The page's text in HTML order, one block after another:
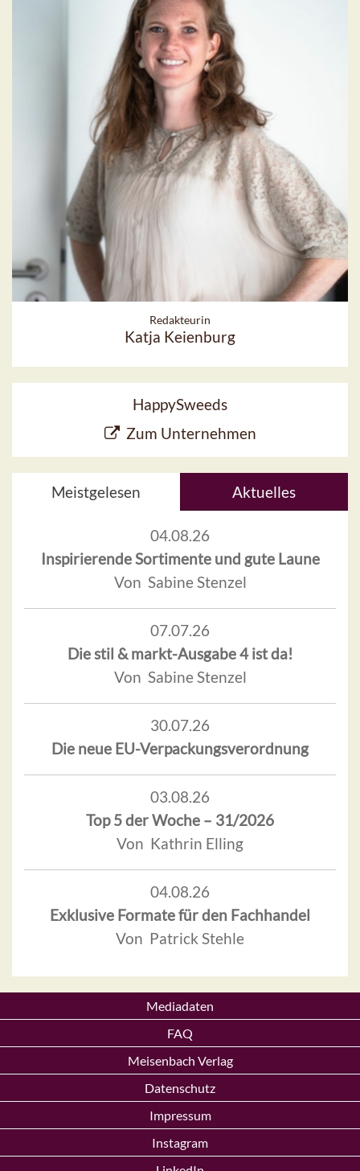
Redakteurin
Katja Keienburg
HappySweeds
Zum Unternehmen
Meistgelesen Aktuelles
04.08.26
Inspirierende Sortimente und gute Laune
Von Sabine Stenzel
07.07.26
Die stil & markt-Ausgabe 4 ist da!
Von Sabine Stenzel
30.07.26
Die neue EU-Verpackungsverordnung
03.08.26
Top 5 der Woche – 31/2026
Von Kathrin Elling
04.08.26
Exklusive Formate für den Fachhandel
Von Patrick Stehle
Mediadaten
FAQ
Meisenbach Verlag
Datenschutz
Impressum
Instagram